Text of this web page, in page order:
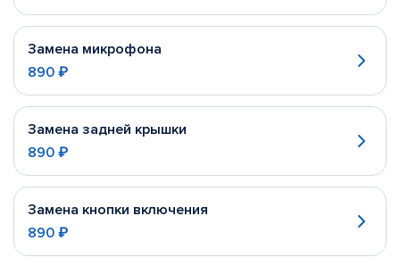
Замена микрофона
890 ₽
Замена задней крышки
890 ₽
Замена кнопки включения
890 ₽